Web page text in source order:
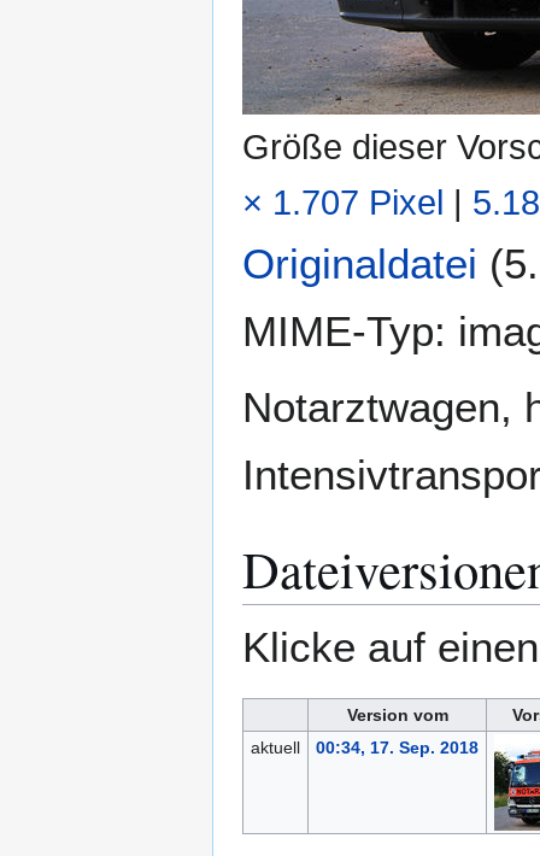
Größe dieser
× 1.707 Pixel
Originaldatei
MIME-Typ:
Notarztwagen,
Klicke auf
Version vom
aktuell
00:34, 17. Sep. 2018